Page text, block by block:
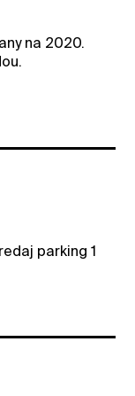
na 2020.
parking 1